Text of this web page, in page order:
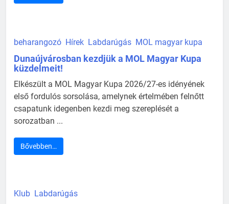
beharangozó Hírek Labdarúgás MOL magyar kupa
Dunaújvárosban kezdjük a MOL Magyar Kupa
küzdelmeit!
Elkészült a MOL Magyar Kupa 2026/27-es idényének
első fordulós sorsolása, amelynek értelmében felnőtt
csapatunk idegenben kezdi meg szereplését a
sorozatban ...
Bővebben…
Klub Labdarúgás